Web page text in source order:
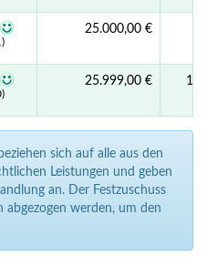
25.000,00 €
25.999,00 €
sich auf alle aus den
Leistungen und geben
an. Der Festzuschuss
abgezogen werden, um den